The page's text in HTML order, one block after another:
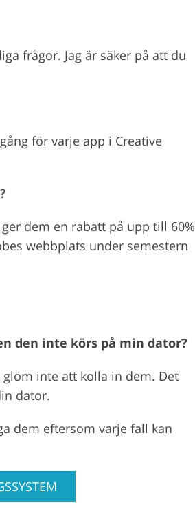
frågor. Jag är säker på att du
för varje app i Creative
dem en rabatt på upp till 60%
webbplats under semestern
den inte körs på min dator?
inte att kolla in dem. Det
dator.
dem eftersom varje fall kan